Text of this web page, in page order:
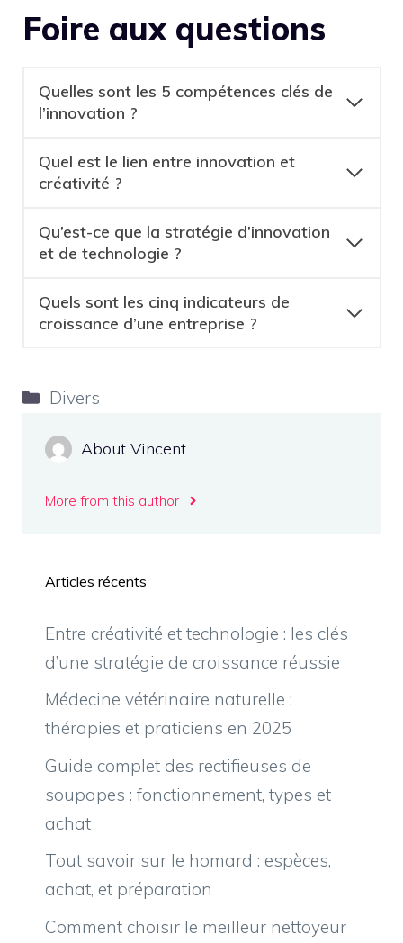
Foire aux questions
Quelles sont les 5 compétences clés de
l’innovation ?
Quel est le lien entre innovation et
créativité ?
Qu’est-ce que la stratégie d’innovation
et de technologie ?
Quels sont les cinq indicateurs de
croissance d’une entreprise ?
Catégories
Divers
About Vincent
More from this author
Articles récents
Entre créativité et technologie : les clés
d’une stratégie de croissance réussie
Médecine vétérinaire naturelle :
thérapies et praticiens en 2025
Guide complet des rectifieuses de
soupapes : fonctionnement, types et
achat
Tout savoir sur le homard : espèces,
achat, et préparation
Comment choisir le meilleur nettoyeur